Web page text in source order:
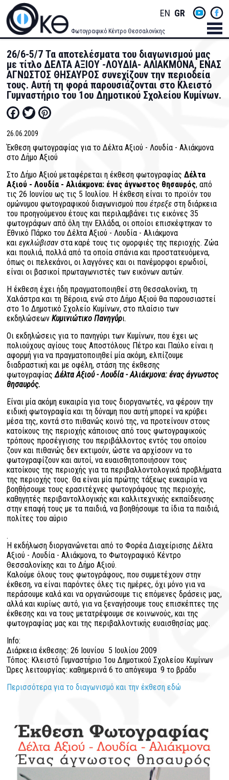
Skip
main
content
Φωτογραφικό Κέντρο Θεσσαλονίκης
Socials
Menu
ENGLISHGREEK
26/6-5/7 Τα αποτελέσματα του διαγωνισμού μας
με τίτλο ΔΕΛΤΑ ΑΞΙΟΥ -ΛΟΥΔΙΑ- ΑΛΙΑΚΜΟΝΑ, ΕΝΑΣ
ΑΓΝΩΣΤΟΣ ΘΗΣΑΥΡΟΣ συνεχίζουν την περιοδεία
τους. Αυτή τη φορά παρουσιάζονται στο Κλειστό
Γυμναστήριο του 1ου Δημοτικού Σχολείου Κυμίνων.
Facebook
Twitter
26.06.2009
Έκθεση φωτογραφίας για το Δέλτα Αξιού - Λουδία - Αλιάκμονα
στο Δήμο Αξιού
Στο Δήμο Αξιού μεταφέρεται η έκθεση φωτογραφίαςΔέλτα
Αξιού - Λουδία - Αλιάκμονα: ένας άγνωστος θησαυρός, από
τις 26 Ιουνίου ως τις 5 Ιουλίου. Η έκθεση είναι το προϊόν του
ομώνυμου φωτογραφικού διαγωνισμού που έτρεξε στη διάρκεια
του προηγούμενου έτους και περιλαμβάνει τις εικόνες 35
φωτογράφων από όλη την Ελλάδα, οι οποίοι επισκέφτηκαν το
Εθνικό Πάρκο του Δέλτα Αξιού - Λουδία - Αλιάκμονα
καιεγκλώβισαν στα καρέ τους τις ομορφιές της περιοχής. Ζώα
και πουλιά, πολλά από τα οποία σπάνια και προστατευόμενα,
όπως οι πελεκάνοι, οι λαγγόνες και οι πανέμορφοι ερωδιοί,
είναι οι βασικοί πρωταγωνιστές των εικόνων αυτών.
Η έκθεση έχει ήδη πραγματοποιηθεί στη Θεσσαλονίκη, τη
Χαλάστρα και τη Βέροια, ενώ στο Δήμο Αξιού θα παρουσιαστεί
στο 1ο Δημοτικό Σχολείο Κυμίνων, στο πλαίσιο των
εκδηλώσεωνΚυμινιώτικο Πανηγύρι.
Οι εκδηλώσεις για το πανηγύρι των Κυμίνων, που έχει ως
πολιούχους αγίους τους Αποστόλους Πέτρο και Παύλο είναι η
αφορμή για να πραγματοποιηθεί μία ακόμη, ελπίζουμε
διαδραστική και με οφέλη, στάση της έκθεσης
φωτογραφίαςΔέλτα Αξιού - Λουδία - Αλιάκμονα: ένας άγνωστος
θησαυρός.
Είναι μία ακόμη ευκαιρία για τους διοργανωτές, να φέρουν την
ειδική φωτογραφία και τη δύναμη που αυτή μπορεί να κρύβει
μέσα της, κοντά στο πιθανώς κοινό της, να προτείνουν στους
κατοίκους της περιοχής κάποιους από τους φωτογραφικούς
τρόπους προσέγγισης του περιβάλλοντος εντός του οποίου
ζουν και πιθανώς δεν εκτιμούν, ώστε να αρχίσουν να το
φωτογραφίζουν και αυτοί, να ευαισθητοποιήσουν τους
κατοίκους της περιοχής για τα περιβαλλοντολογικά προβλήματα
της περιοχής τους. Θα είναι μία πρώτης τάξεως ευκαιρία να
βοηθήσουμε τους ερασιτέχνες φωτογράφους της περιοχής,
καθηγητές περιβαντολλογικής και καλλιτεχνικής εκπαίδευσης
στην επαφή τους με τα παιδιά, να βοηθήσουμε τα ίδια τα παιδιά,
πολίτες του αύριο
.
Η εκδήλωση διοργανώνεται από το Φορέα Διαχείρισης Δέλτα
Αξιού - Λουδία - Αλιάκμονα, το Φωτογραφικό Κέντρο
Θεσσαλονίκης και το Δήμο Αξιού.
Καλούμε όλους τους φωτογράφους, που συμμετέχουν στην
έκθεση, να είναι παρόντες όλες τις ημέρες, όχι μόνο για να
περάσουμε καλά και να οργανώσουμε τις επόμενες δράσεις μας,
αλλά και κυρίως αυτό, για να ξεναγήσουμε τους επισκέπτες της
έκθεσης και να τους μετατρέψουμε σε κοινωνούς, και της
φωτογραφίας μας και της περιβαλλοντικής ευαισθησίας μας.
Info:
Διάρκεια έκθεσης: 26 Ιουνίου  5 Ιουλίου 2009
Τόπος: Κλειστό Γυμναστήριο 1ου Δημοτικού Σχολείου Κυμίνων
Ώρες λειτουργίας: καθημερινά 6 το απόγευμα  9 το βράδυ
Περισσότερα για το διαγωνισμό και την έκθεση εδώ